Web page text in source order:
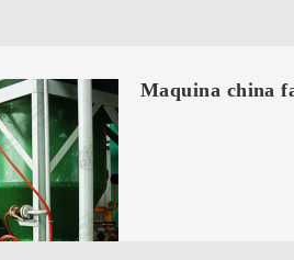
Maquina china